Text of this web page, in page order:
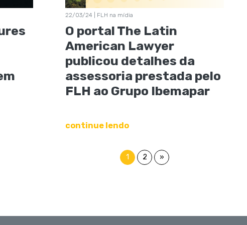
22/03/24 | FLH na mídia
O portal The Latin
American Lawyer
publicou detalhes da
assessoria prestada pelo
FLH ao Grupo Ibemapar
continue lendo
1 2 »